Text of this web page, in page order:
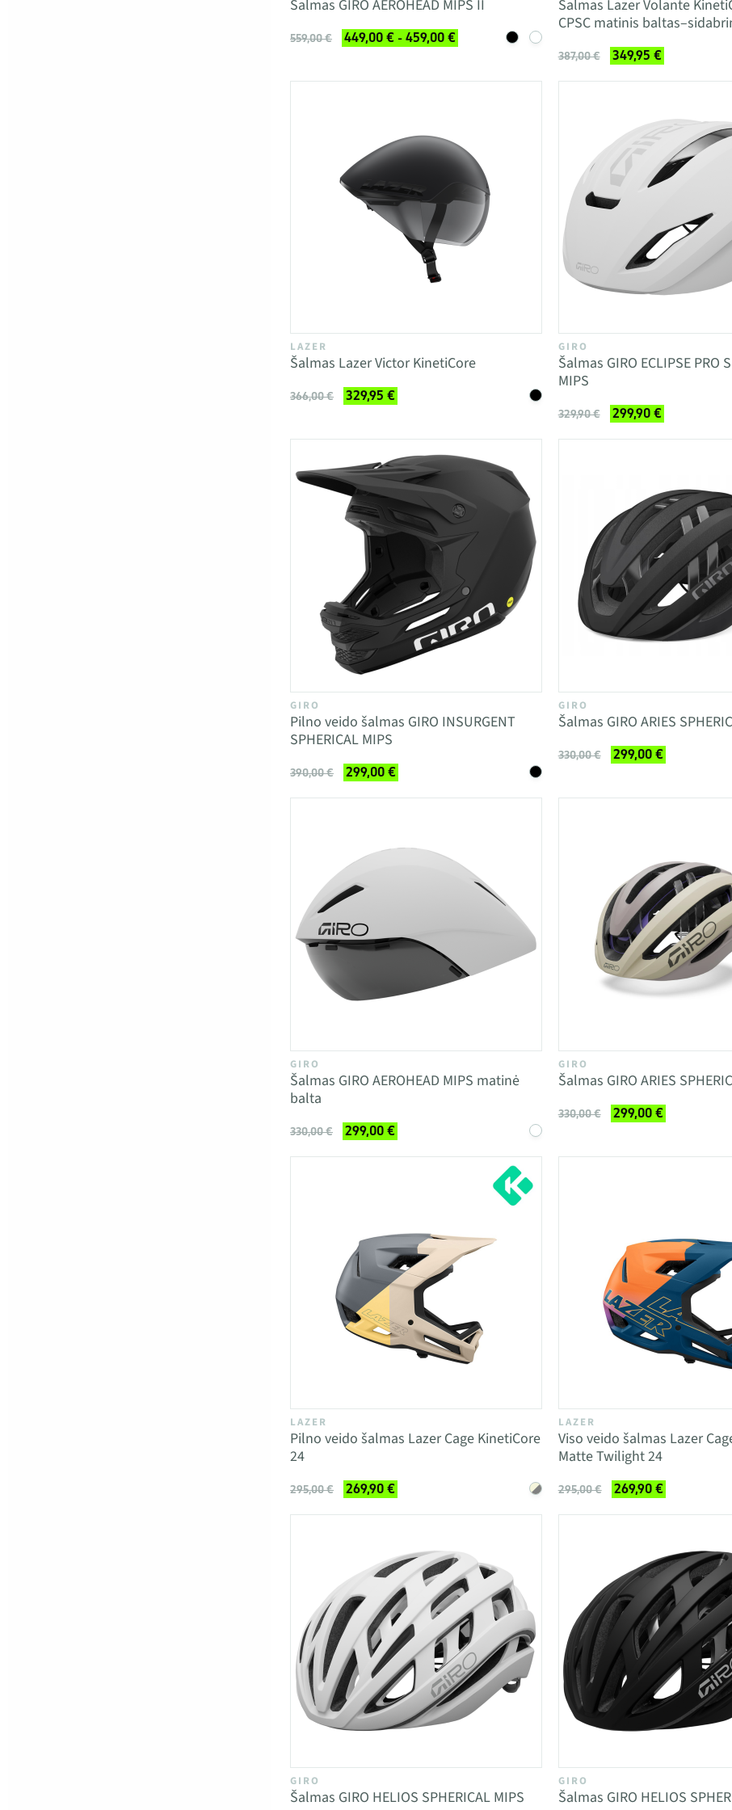
Šalmas GIRO AEROHEAD MIPS II
559,00 € 449,00 € - 459,00 €
Šalmas Lazer Volante
CPSC matinis
387,00 € 349,95 €
LAZER
Šalmas Lazer Victor KinetiCore
366,00 € 329,95 €
GIRO
Šalmas GIRO ECLIPSE PRO
MIPS
329,90 € 299,90 €
GIRO
Pilno veido šalmas GIRO INSURGENT
SPHERICAL MIPS
390,00 € 299,00 €
GIRO
Šalmas GIRO ARIES
330,00 € 299,00 €
GIRO
Šalmas GIRO AEROHEAD MIPS matinė
balta
330,00 € 299,00 €
GIRO
Šalmas GIRO ARIES
330,00 € 299,00 €
LAZER
Pilno veido šalmas Lazer Cage KinetiCore
24
295,00 € 269,90 €
LAZER
Viso veido šalmas Lazer
Matte Twilight 24
295,00 € 269,90 €
GIRO
Šalmas GIRO HELIOS SPHERICAL MIPS
GIRO
Šalmas GIRO HELIOS